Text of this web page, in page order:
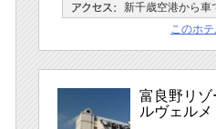
新千歳空港から車
このホ
富良野リ
ルヴェルメ